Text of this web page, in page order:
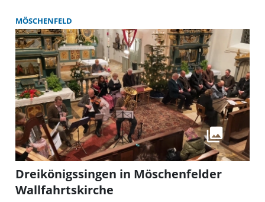
MÖSCHENFELD
Dreikönigssingen in Möschenfelder
Wallfahrtskirche